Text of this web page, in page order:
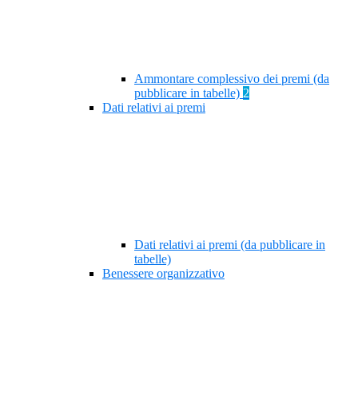
Ammontare complessivo dei premi (da
pubblicare in tabelle) 2
Dati relativi ai premi
Dati relativi ai premi (da pubblicare in
tabelle)
Benessere organizzativo